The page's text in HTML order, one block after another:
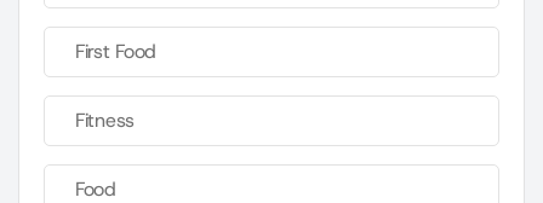
First Food
Fitness
Food